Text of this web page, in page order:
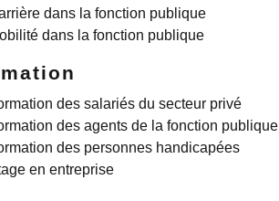
dans la fonction publique
dans la fonction publique
des salariés du secteur privé
des agents de la fonction publique
des personnes handicapées
en entreprise